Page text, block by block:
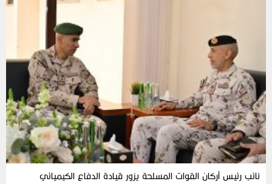
نائب رئيس أركان القوات المسلحة يزور قيادة الدفاع الكيميائي